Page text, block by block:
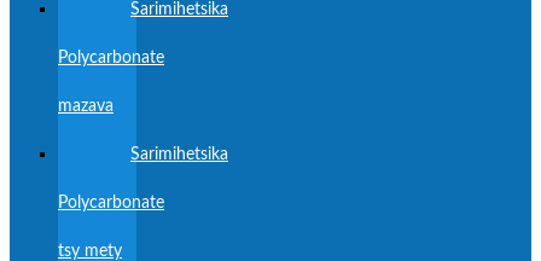
Sarimihetsika
Polycarbonate
mazava
Sarimihetsika
Polycarbonate
tsy mety